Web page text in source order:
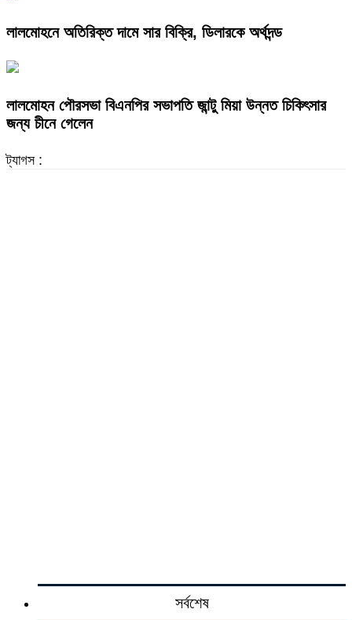
লালমোহনে অতিরিক্ত দামে সার বিক্রি, ডিলারকে অর্থদন্ড
লালমোহন পৌরসভা বিএনপির সভাপতি জান্টু মিয়া উন্নত চিকিৎসার
জন্য চীনে গেলেন
ট্যাগস :
সর্বশেষ